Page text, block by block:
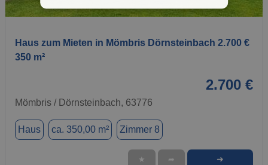
1 / 1
Haus zum Mieten in Mömbris Dörnsteinbach 2.700 €
350 m²
2.700 €
Mömbris / Dörnsteinbach, 63776
Haus ca. 350,00 m² Zimmer 8
★ ➦ ➜